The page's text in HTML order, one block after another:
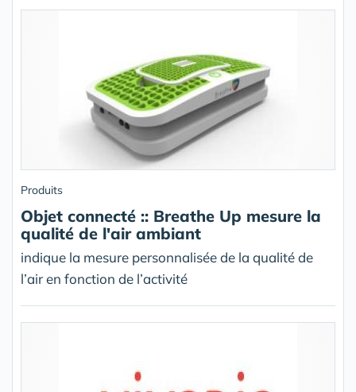
Produits
Objet connecté :: Breathe Up mesure la
qualité de l'air ambiant
indique la mesure personnalisée de la qualité de
l’air en fonction de l’activité